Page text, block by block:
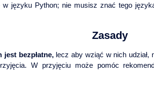
w języku Python; nie musisz znać tego
Zasady
bezpłatne,lecz aby wziąć w nich udział,
W przyjęciu może pomóc